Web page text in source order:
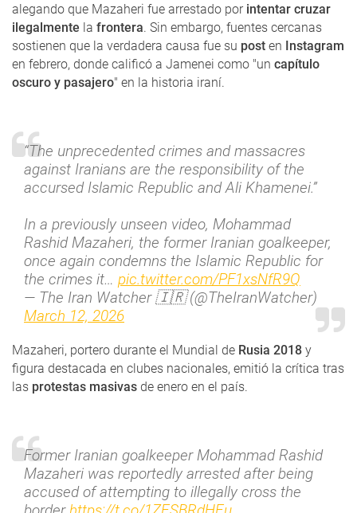
alegando que Mazaheri fue arrestado porintentar cruzar
ilegalmente la frontera. Sin embargo, fuentes cercanas
sostienen que la verdadera causa fue su post en Instagram
en febrero, donde calificó a Jamenei como "un capítulo
oscuro y pasajero" en la historia iraní.
“The unprecedented crimes and massacres
against Iranians are the responsibility of the
accursed Islamic Republic and Ali Khamenei.”
In a previously unseen video, Mohammad
Rashid Mazaheri, the former Iranian goalkeeper,
once again condemns the Islamic Republic for
the crimes it… pic.twitter.com/PF1xsNfR9Q
— The Iran Watcher 🇮🇷 (@TheIranWatcher)
March 12, 2026
Mazaheri, portero durante el Mundial de Rusia 2018 y
figura destacada en clubes nacionales, emitió la crítica tras
las protestas masivas de enero en el país.
Former Iranian goalkeeper Mohammad Rashid
Mazaheri was reportedly arrested after being
accused of attempting to illegally cross the